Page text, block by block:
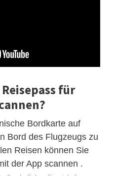
für
Bordkarte auf
Bord des Flugzeugs zu
Reisen können Sie
der App scannen .